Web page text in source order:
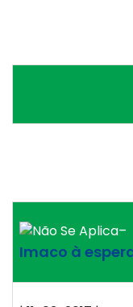
–
Imaco à